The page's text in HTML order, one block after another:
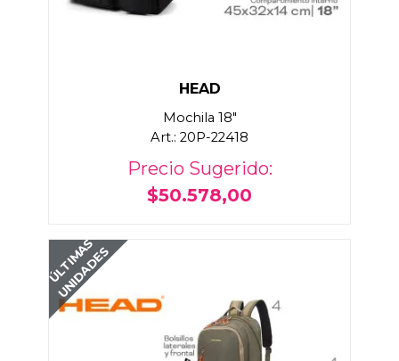
HEAD
Mochila 18"
Art.: 20P-22418
Precio Sugerido:
$50.578,00
ÚLTIMAS
UNIDADES